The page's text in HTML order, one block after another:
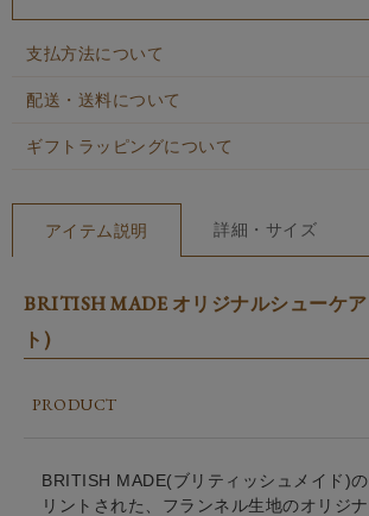
支払方法について
配送・送料について
ギフトラッピングについて
アイテム説明 詳細・サイズ
BRITISH MADE オリジナルシューケ
ト)
PRODUCT
BRITISH MADE(ブリティッシュメイド)
リントされた、フランネル生地のオリジ